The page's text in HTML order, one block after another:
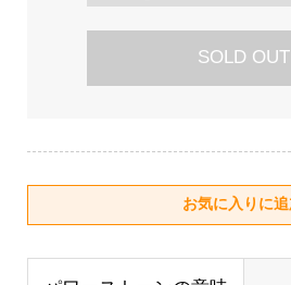
SOLD OUT